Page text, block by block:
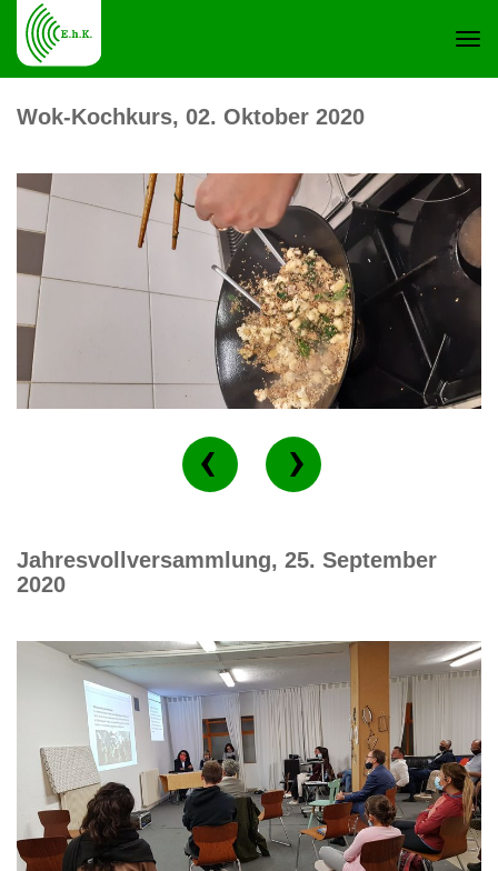
Wok-Kochkurs, 02. Oktober 2020
Jahresvollversammlung, 25. September
2020